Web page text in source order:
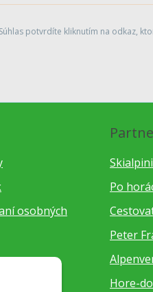
potvrdíte kliknutím na odkaz,
osobných
Po
Peter
Hore-